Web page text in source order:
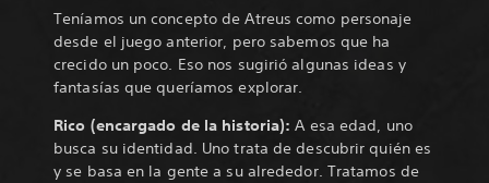
Teníamos un concepto de Atreus como personaje
desde el juego anterior, pero sabemos que ha
crecido un poco. Eso nos sugirió algunas ideas y
fantasías que queríamos explorar.
Rico (encargado de la historia): A esa edad, uno
busca su identidad. Uno trata de descubrir quién es
y se basa en la gente a su alrededor. Tratamos de